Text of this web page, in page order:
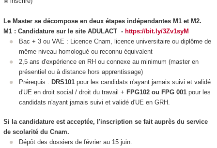
Le Master se décompose en deux étapes indépendantes M1 et M2.
M1 : Candidature sur le site ADULACT - https://bit.ly/3Zv1syM
Bac + 3 ou VAE : Licence Cnam, licence universitaire ou diplôme de
même niveau homologué ou reconnu équivalent
2,5 ans d'expérience en RH ou connexe au minimum (master en
présentiel ou à distance hors apprentissage)
Prérequis : DRS101 pour les candidats n'ayant jamais suivi et validé
d'UE en droit social / droit du travail + FPG102 ou FPG 001 pour les
candidats n'ayant jamais suivi et validé d'UE en GRH.
Si la candidature est acceptée, l'inscription se fait auprès du service
de scolarité du Cnam.
Dépôt des dossiers de février au 15 juin.